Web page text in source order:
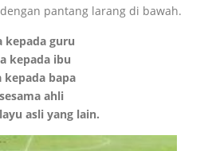
pantang larang di bawah.
kepada guru
kepada ibu
bapa
ahli
asli yang lain.